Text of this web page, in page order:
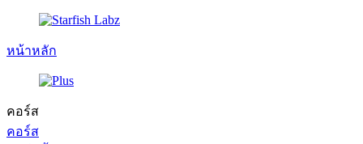
หน้าหลัก
คอร์ส
คอร์ส